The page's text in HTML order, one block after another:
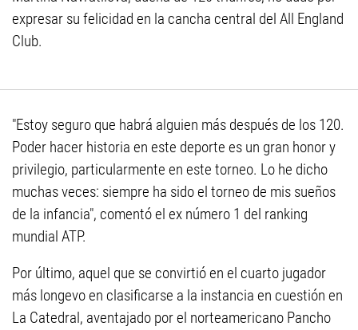
expresar su felicidad en la cancha central del All England
Club.
"Estoy seguro que habrá alguien más después de los 120.
Poder hacer historia en este deporte es un gran honor y
privilegio, particularmente en este torneo. Lo he dicho
muchas veces: siempre ha sido el torneo de mis sueños
de la infancia", comentó el ex número 1 del ranking
mundial ATP.
Por último, aquel que se convirtió en el cuarto jugador
más longevo en clasificarse a la instancia en cuestión en
La Catedral, aventajado por el norteamericano Pancho